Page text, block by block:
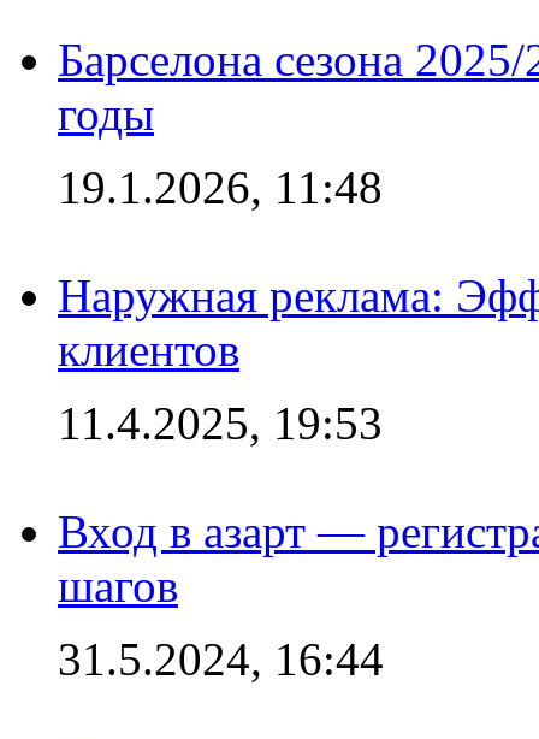
Барселона сезона
годы
19.1.2026, 11:48
Наружная реклама:
клиентов
11.4.2025, 19:53
Вход в азарт —
шагов
31.5.2024, 16:44